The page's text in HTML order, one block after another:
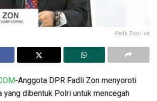
Fadli Zon/ ist
-Anggota DPR Fadli Zon menyoroti
yang dibentuk Polri untuk mencegah